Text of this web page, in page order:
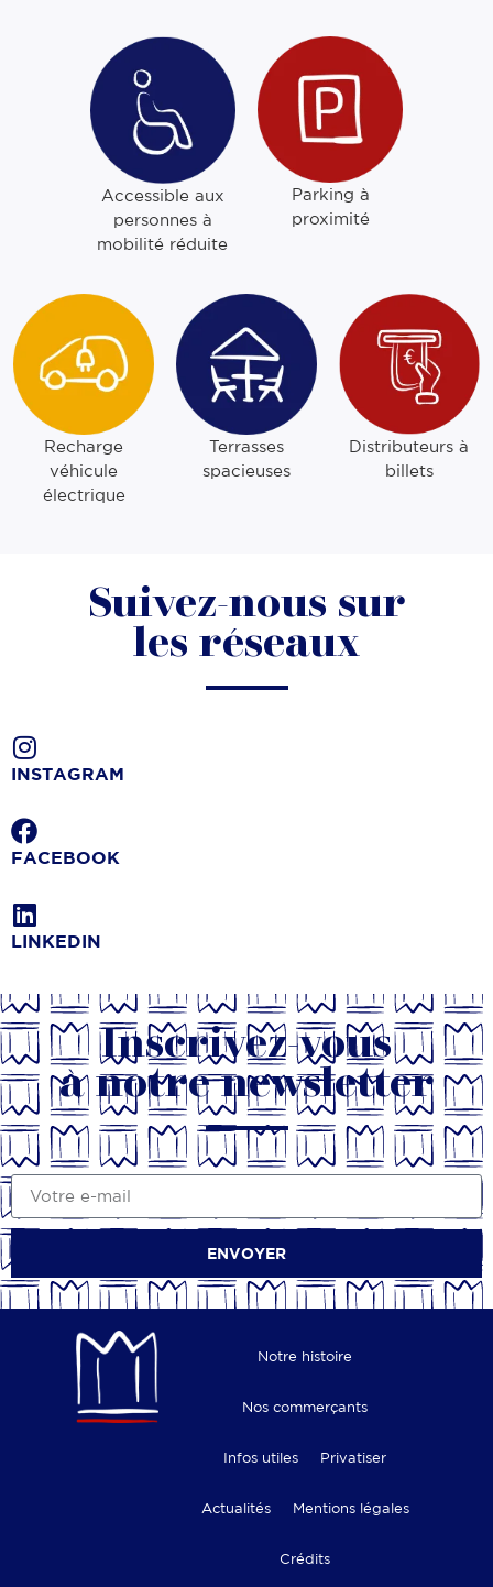
Accessible aux
personnes à
mobilité réduite
Parking à
proximité
Recharge
véhicule
électrique
Terrasses
spacieuses
Distributeurs à
billets
Suivez-nous sur
les réseaux
INSTAGRAM
FACEBOOK
LINKEDIN
Inscrivez-vous
à notre newsletter
ENVOYER
Notre histoire
Nos commerçants
Infos utiles Privatiser
Actualités Mentions légales
Crédits